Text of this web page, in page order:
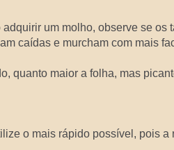
um molho, observe se os
caídas e murcham com mais
quanto maior a folha, mas
o mais rápido possível, pois a